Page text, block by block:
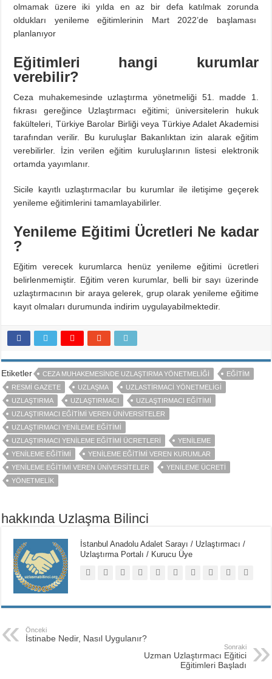
olmamak üzere iki yılda en az bir defa katılmak zorunda
oldukları yenileme eğitimlerinin Mart 2022’de başlaması
planlanıyor
Eğitimleri hangi kurumlar
verebilir?
Ceza muhakemesinde uzlaştırma yönetmeliği 51. madde 1.
fıkrası gereğince Uzlaştırmacı eğitimi; üniversitelerin hukuk
fakülteleri, Türkiye Barolar Birliği veya Türkiye Adalet Akademisi
tarafından verilir. Bu kuruluşlar Bakanlıktan izin alarak eğitim
verebilirler. İzin verilen eğitim kuruluşlarının listesi elektronik
ortamda yayımlanır.
Sicile kayıtlı uzlaştırmacılar bu kurumlar ile iletişime geçerek
yenileme eğitimlerini tamamlayabilirler.
Yenileme Eğitimi Ücretleri Ne kadar
?
Eğitim verecek kurumlarca henüz yenileme eğitimi ücretleri
belirlenmemiştir. Eğitim veren kurumlar, belli bir sayı üzerinde
uzlaştırmacının bir araya gelerek, grup olarak yenileme eğitime
kayıt olmaları durumunda indirim uygulayabilmektedir.
Etiketler CEZA MUHAKEMESINDE UZLAŞTIRMA YÖNETMELIĞI
EĞITIM
RESMI GAZETE
UZLAŞMA
UZLASTIRMACI YÖNETMELIGI
UZLAŞTIRMA
UZLAŞTIRMACI
UZLAŞTIRMACI EĞITIMI
UZLAŞTIRMACI EĞITIMI VEREN ÜNIVERSITELER
UZLAŞTIRMACI YENILEME EĞITIMI
UZLAŞTIRMACI YENILEME EĞITIMI ÜCRETLERI
YENILEME
YENILEME EĞITIMI
YENILEME EĞITIMI VEREN KURUMLAR
YENILEME EĞITIMI VEREN ÜNIVERSITELER
YENILEME ÜCRETI
YÖNETMELIK
hakkında Uzlaşma Bilinci
İstanbul Anadolu Adalet Sarayı / Uzlaştırmacı /
Uzlaştırma Portalı / Kurucu Üye
Önceki
İstinabe Nedir, Nasıl Uygulanır?
Sonraki
Uzman Uzlaştırmacı Eğitici
Eğitimleri Başladı